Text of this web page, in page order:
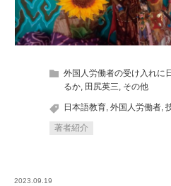
外国人労働者の受け入れに
るか, 田尻英三, その他
日本語教育, 外国人労働者,
著者紹介
2023.09.19